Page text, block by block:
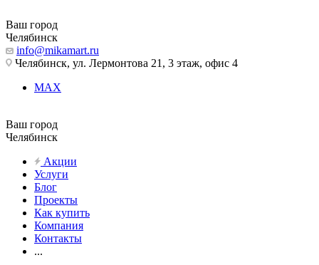
Ваш город
Челябинск
info@mikamart.ru
Челябинск, ул. Лермонтова 21, 3 этаж, офис 4
MAX
Ваш город
Челябинск
Акции
Услуги
Блог
Проекты
Как купить
Компания
Контакты
...